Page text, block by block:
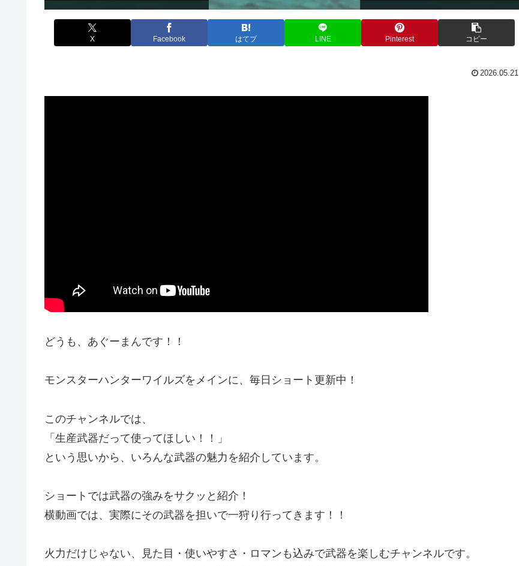
X Facebook はてブ LINE Pinterest コピー
2026.05.21
どうも、あぐーまんです！！
モンスターハンターワイルズをメインに、毎日ショート更新中！
このチャンネルでは、
「生産武器だって使ってほしい！！」
という思いから、いろんな武器の魅力を紹介しています。
ショートでは武器の強みをサクッと紹介！
横動画では、実際にその武器を担いで一狩り行ってきます！！
火力だけじゃない、見た目・使いやすさ・ロマンも込みで武器を楽しむチャンネルです。